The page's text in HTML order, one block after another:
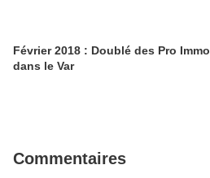
Février 2018 : Doublé des Pro Immo
dans le Var
Commentaires